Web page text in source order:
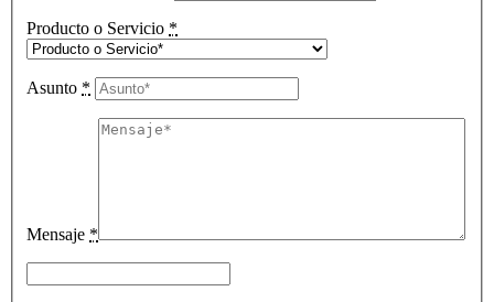
Producto o Servicio *
Asunto *
Mensaje *